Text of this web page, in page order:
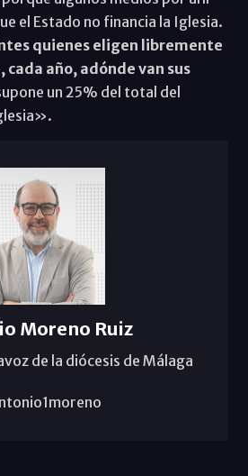
el Estado no financia la Iglesia.
quienes eligen libremente
año, adónde van sus
un 25% del total del
Moreno Ruiz
de la diócesis de Málaga